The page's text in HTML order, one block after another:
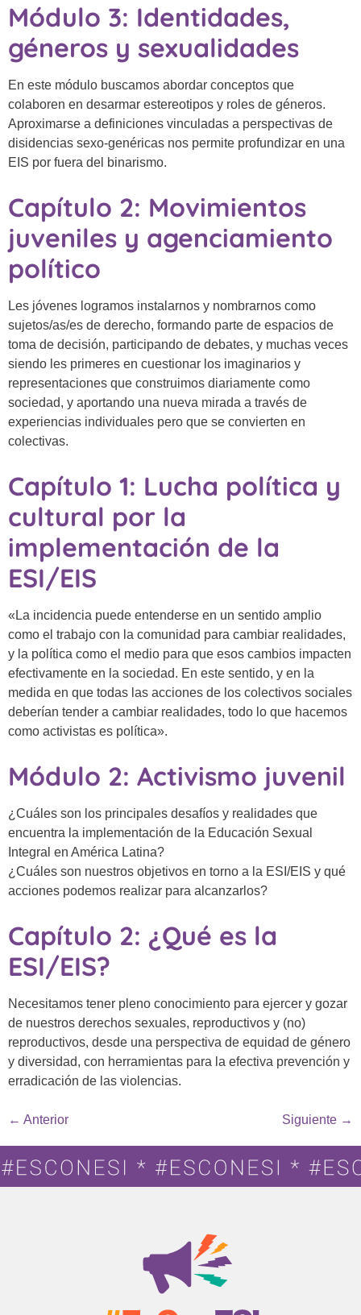
Módulo 3: Identidades,
géneros y sexualidades
En este módulo buscamos abordar conceptos que
colaboren en desarmar estereotipos y roles de géneros.
Aproximarse a definiciones vinculadas a perspectivas de
disidencias sexo-genéricas nos permite profundizar en una
EIS por fuera del binarismo.
Capítulo 2: Movimientos
juveniles y agenciamiento
político
Les jóvenes logramos instalarnos y nombrarnos como
sujetos/as/es de derecho, formando parte de espacios de
toma de decisión, participando de debates, y muchas veces
siendo les primeres en cuestionar los imaginarios y
representaciones que construimos diariamente como
sociedad, y aportando una nueva mirada a través de
experiencias individuales pero que se convierten en
colectivas.
Capítulo 1: Lucha política y
cultural por la
implementación de la
ESI/EIS
«La incidencia puede entenderse en un sentido amplio
como el trabajo con la comunidad para cambiar realidades,
y la política como el medio para que esos cambios impacten
efectivamente en la sociedad. En este sentido, y en la
medida en que todas las acciones de los colectivos sociales
deberían tender a cambiar realidades, todo lo que hacemos
como activistas es política».
Módulo 2: Activismo juvenil
¿Cuáles son los principales desafíos y realidades que
encuentra la implementación de la Educación Sexual
Integral en América Latina?
¿Cuáles son nuestros objetivos en torno a la ESI/EIS y qué
acciones podemos realizar para alcanzarlos?
Capítulo 2: ¿Qué es la
ESI/EIS?
Necesitamos tener pleno conocimiento para ejercer y gozar
de nuestros derechos sexuales, reproductivos y (no)
reproductivos, desde una perspectiva de equidad de género
y diversidad, con herramientas para la efectiva prevención y
erradicación de las violencias.
← Anterior Siguiente →